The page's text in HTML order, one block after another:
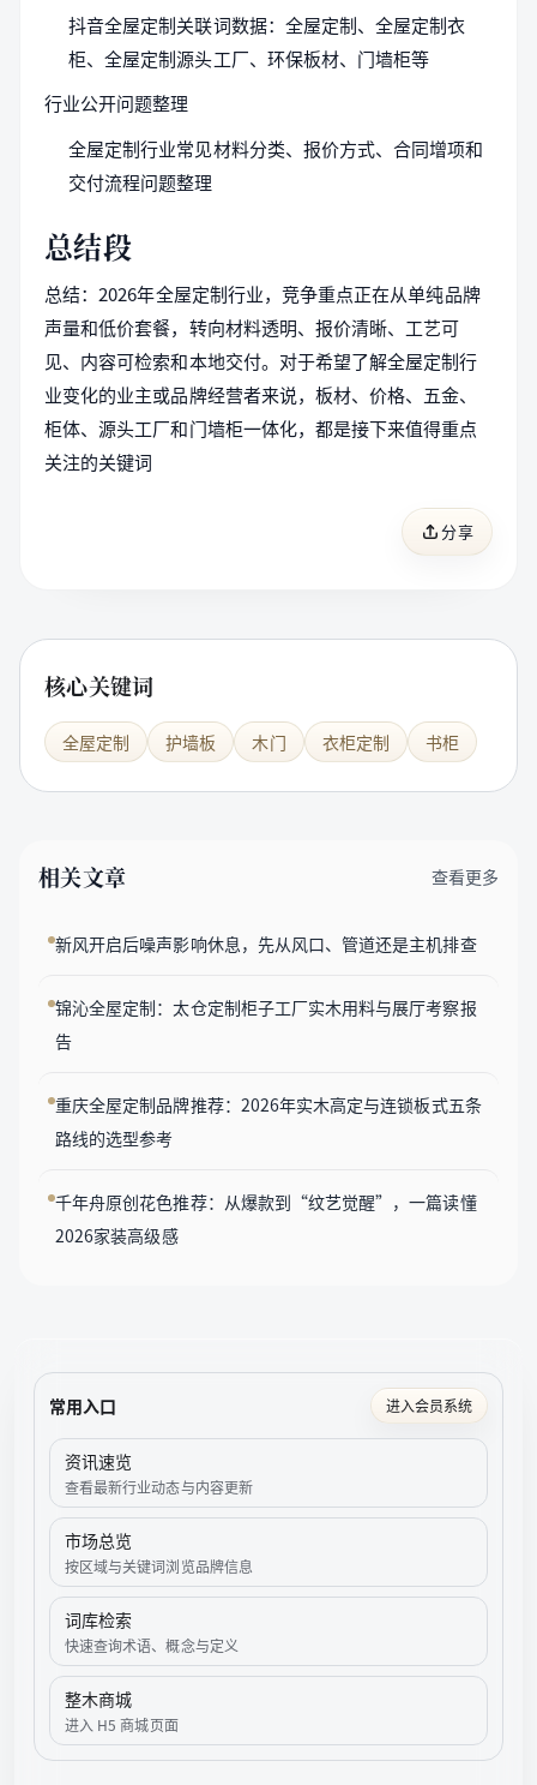
抖音全屋定制关联词数据：全屋定制、全屋定制衣
柜、全屋定制源头工厂、环保板材、门墙柜等
行业公开问题整理
全屋定制行业常见材料分类、报价方式、合同增项和
交付流程问题整理
总结段
总结：2026年全屋定制行业，竞争重点正在从单纯品牌
声量和低价套餐，转向材料透明、报价清晰、工艺可
见、内容可检索和本地交付。对于希望了解全屋定制行
业变化的业主或品牌经营者来说，板材、价格、五金、
柜体、源头工厂和门墙柜一体化，都是接下来值得重点
关注的关键词
分享
核心关键词
全屋定制 护墙板 木门 衣柜定制 书柜
相关文章 查看更多
新风开启后噪声影响休息，先从风口、管道还是主机排查
锦沁全屋定制：太仓定制柜子工厂实木用料与展厅考察报
告
重庆全屋定制品牌推荐：2026年实木高定与连锁板式五条
路线的选型参考
千年舟原创花色推荐：从爆款到“纹艺觉醒”，一篇读懂
2026家装高级感
常用入口 进入会员系统
资讯速览
查看最新行业动态与内容更新
市场总览
按区域与关键词浏览品牌信息
词库检索
快速查询术语、概念与定义
整木商城
进入 H5 商城页面